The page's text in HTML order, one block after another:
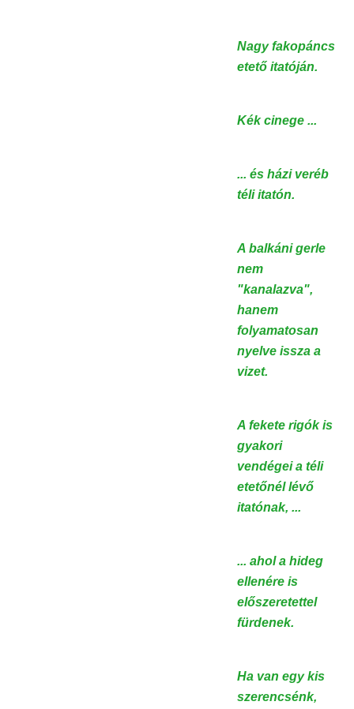
Nagy fakopáncs
etető itatóján.
Kék cinege ...
... és házi veréb
téli itatón.
A balkáni gerle
nem
"kanalazva",
hanem
folyamatosan
nyelve issza a
vizet.
A fekete rigók is
gyakori
vendégei a téli
etetőnél lévő
itatónak, ...
... ahol a hideg
ellenére is
előszeretettel
fürdenek.
Ha van egy kis
szerencsénk,